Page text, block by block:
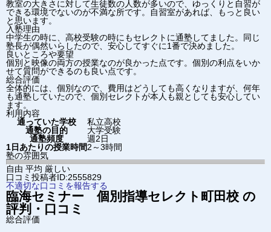
教室の大きさに対して生徒数の人数が多いので、ゆっくりと自習が
できる環境でないのが不満な所です。自習室があれば、もっと良い
と思います。
入塾理由
中学生の時に、高校受験の時にもセレクトに通塾してました。同じ
塾長が偶然いらしたので、安心してすぐに1番で決めました。
良いところや要望
個別と映像の両方の授業なのが良かった点です。個別の利点をいか
せて質問ができるのも良い点です。
総合評価
全体的には、個別なので、費用はどうしても高くなりますが、何年
も通塾していたので、個別セレクトが本人も親としても安心してい
ます。
利用内容
通っていた学校
私立高校
通塾の目的
大学受験
通塾頻度
週2日
1日あたりの授業時間2～3時間
塾の雰囲気
自由 平均 厳しい
口コミ投稿者ID:2555829
不適切な口コミを報告する
臨海セミナー 個別指導セレクト 町田校 の
評判・口コミ
総合評価